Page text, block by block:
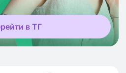
в ТГ